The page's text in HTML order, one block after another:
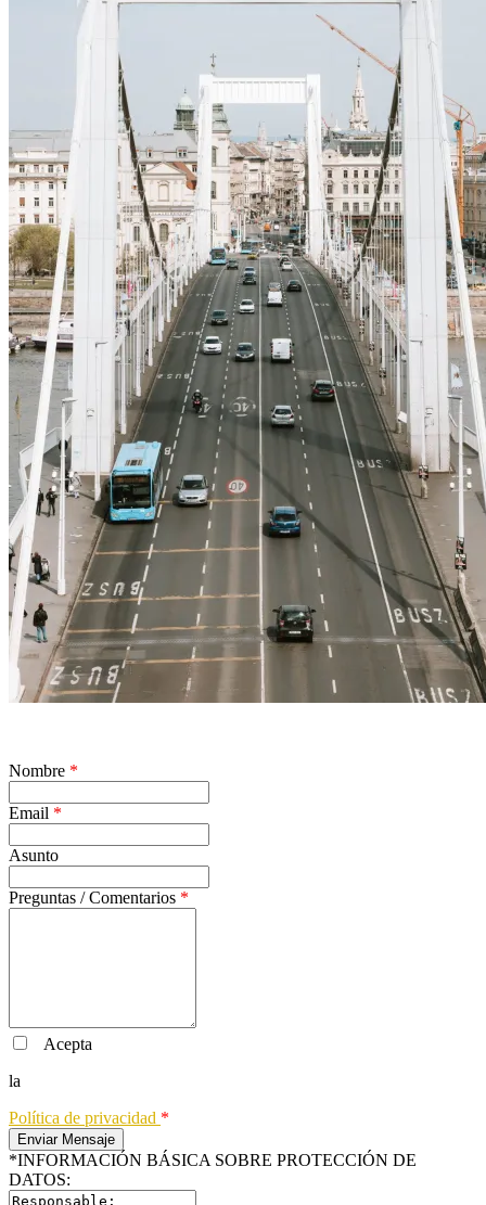
Nombre *
Email *
Asunto
Preguntas / Comentarios *
Acepta
la
Política de privacidad *
*INFORMACIÓN BÁSICA SOBRE PROTECCIÓN DE
DATOS: